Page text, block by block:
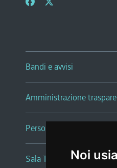
Noi
Bandi e avvisi
Amministrazione
Persone e Uffici
Sala Tiziano Tessitori